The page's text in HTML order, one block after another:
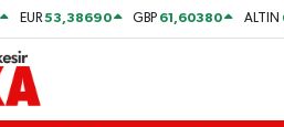
EUR53,38690 GBP 61,60380 ALTIN